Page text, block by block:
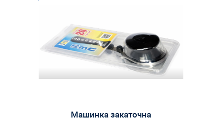
Машинка закаточна